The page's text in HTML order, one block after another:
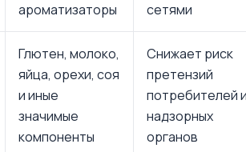
ароматизаторы
сетями
Глютен, молоко,
яйца, орехи, соя
и иные
значимые
компоненты
Снижает риск
претензий
потребителей
надзорных
органов